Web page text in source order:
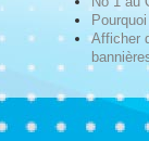
Afficher